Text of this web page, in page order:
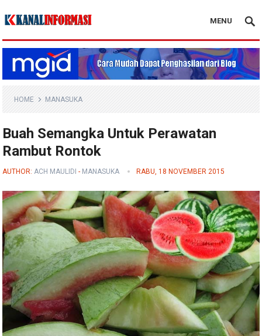
Blog Kanal Info
MENU
HOME MANASUKA
Buah Semangka Untuk Perawatan
Rambut Rontok
AUTHOR:ACH MAULIDI - MANASUKA RABU, 18 NOVEMBER 2015